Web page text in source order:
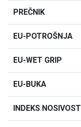
PREČNIK
EU-POTROŠNJA
EU-WET GRIP
EU-BUKA
INDEKS NOSIVOSTI